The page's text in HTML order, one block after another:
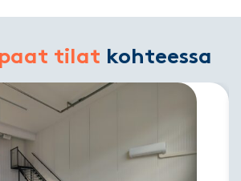
tilat kohteessa